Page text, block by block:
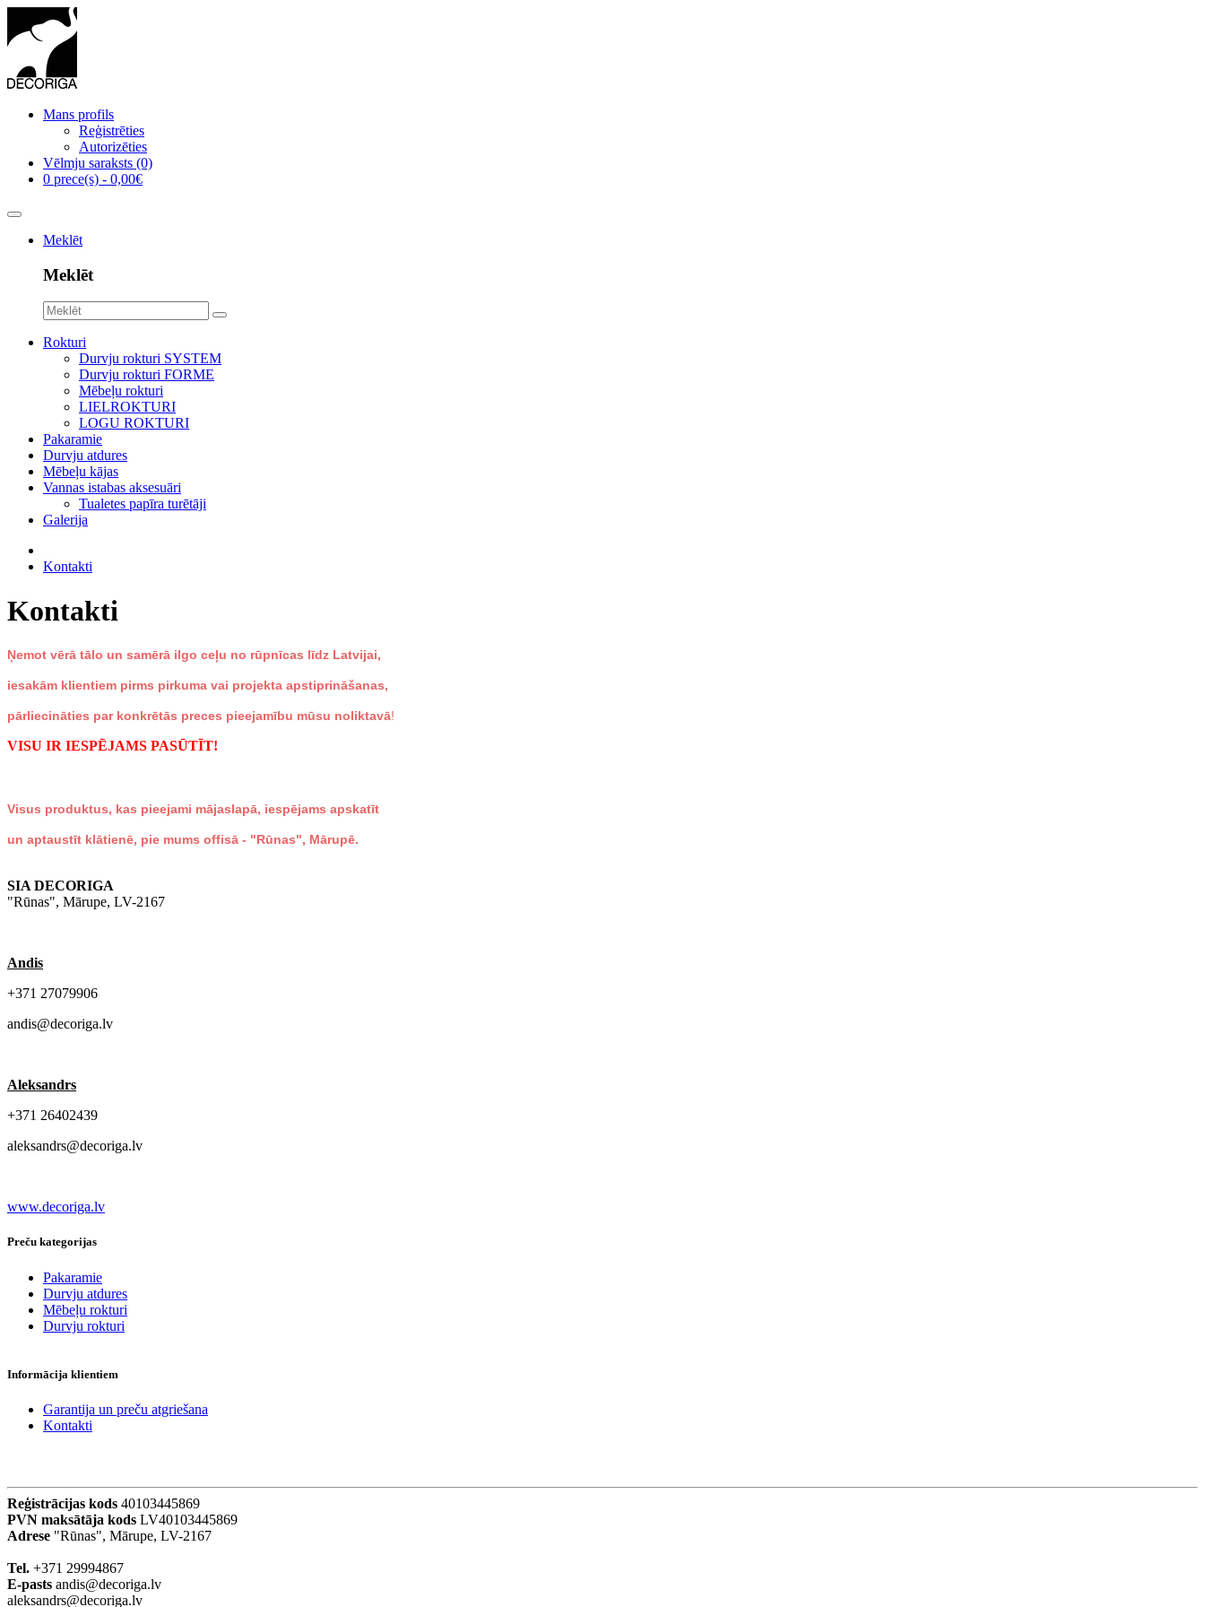
Mans profils
Reģistrēties
Autorizēties
Vēlmju saraksts (0)
0 prece(s) - 0,00€
Meklēt
Meklēt
Rokturi
Durvju rokturi SYSTEM
Durvju rokturi FORME
Mēbeļu rokturi
LIELROKTURI
LOGU ROKTURI
Pakaramie
Durvju atdures
Mēbeļu kājas
Vannas istabas aksesuāri
Tualetes papīra turētāji
Galerija
Kontakti
Kontakti
Ņemot vērā tālo un samērā ilgo ceļu no rūpnīcas līdz Latvijai,
iesakām klientiem pirms pirkuma vai projekta apstiprināšanas,
pārliecināties par konkrētās preces pieejamību mūsu noliktavā!
VISU IR IESPĒJAMS PASŪTĪT!
Visus produktus, kas pieejami mājaslapā, iespējams apskatīt
un aptaustīt klātienē, pie mums offisā - "Rūnas", Mārupē.
SIA DECORIGA
"Rūnas", Mārupe, LV-2167
Andis
+371 27079906
andis@decoriga.lv
Aleksandrs
+371 26402439
aleksandrs@decoriga.lv
www.decoriga.lv
Preču kategorijas
Pakaramie
Durvju atdures
Mēbeļu rokturi
Durvju rokturi
Informācija klientiem
Garantija un preču atgriešana
Kontakti
Reģistrācijas kods 40103445869
PVN maksātāja kods LV40103445869
Adrese "Rūnas", Mārupe, LV-2167
Tel. +371 29994867
E-pasts andis@decoriga.lv
aleksandrs@decoriga.lv